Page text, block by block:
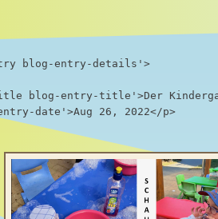
blog-entry-details'>
blog-entry-title'>Der
date'>Aug 26, 2022</p>